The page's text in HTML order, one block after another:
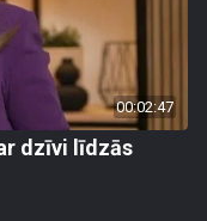
00:02:47
dzīvi līdzās